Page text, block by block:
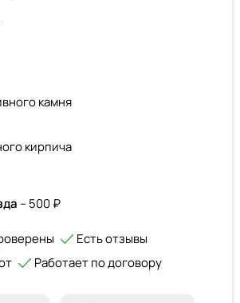
камня
кирпича
– 500 ₽
Есть отзывы
Работает по договору